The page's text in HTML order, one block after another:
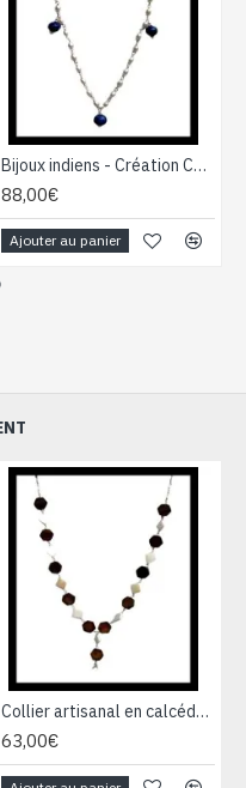
Bijoux indiens - Création Collier Lapis lazuli
88,00€
Ajouter au panier
Collier artisanal en calcédoine, œil de tigre et argent
63,00€